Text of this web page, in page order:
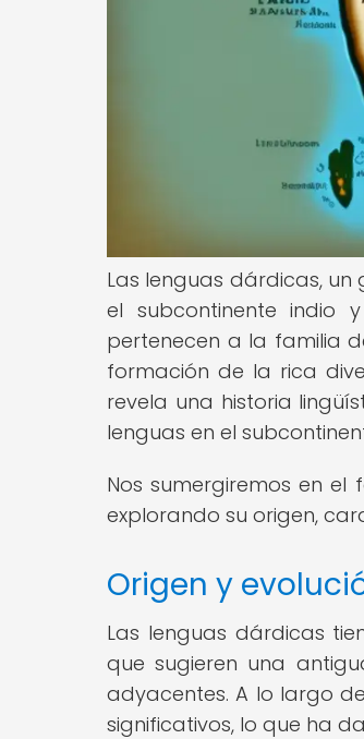
Las lenguas dárdicas,
el subcontinente indio
pertenecen a la familia
formación de la rica
revela una historia
lenguas en el
Nos sumergiremos en
explorando su origen,
Origen y
Las lenguas dárdicas
que sugieren una
adyacentes. A lo largo
significativos, lo que ha